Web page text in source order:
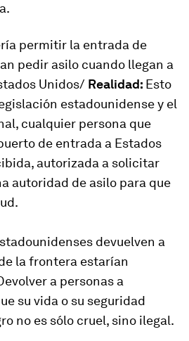
permitir la entrada de
pedir asilo cuando llegan a
Unidos/ Realidad: Esto
estadounidense y el
cualquier persona que
de entrada a Estados
autorizada a solicitar
autoridad de asilo para que
devuelven a
la frontera estarían
a personas a
su vida o su seguridad
no es sólo cruel, sino ilegal.